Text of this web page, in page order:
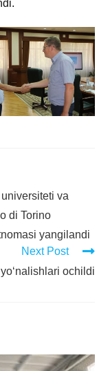
va
di Torino
yangilandi
Next Post
ochildi